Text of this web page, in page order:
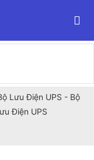
Lưu Điện UPS - Bộ
Điện UPS